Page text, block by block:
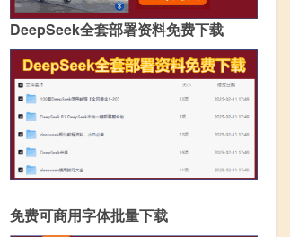
DeepSeek全套部署资料免费下载
免费可商用字体批量下载